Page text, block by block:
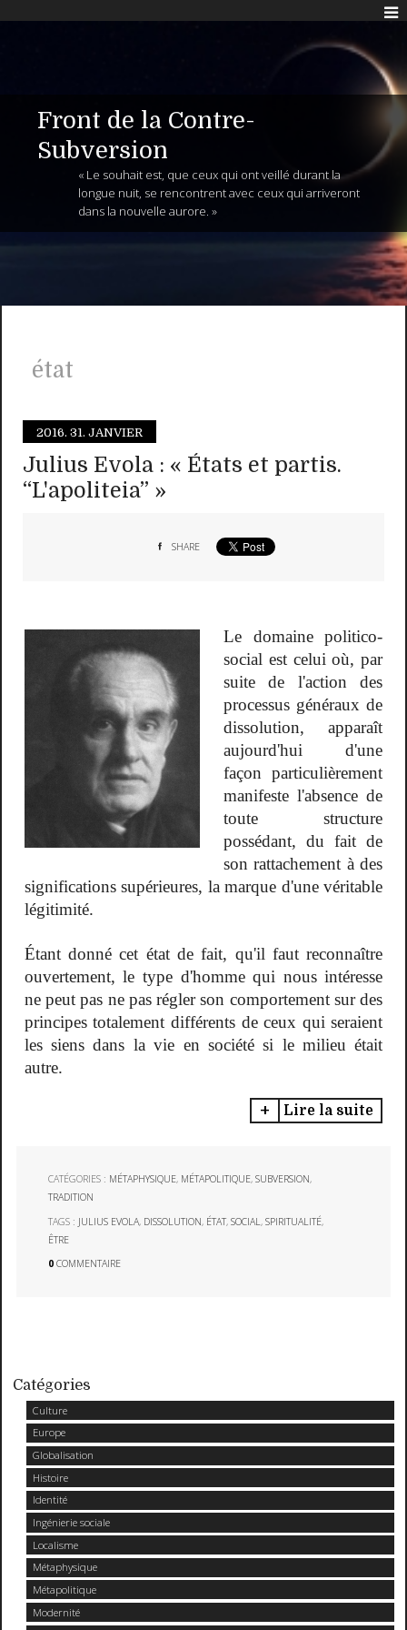
Front de la Contre-
Subversion
« Le souhait est, que ceux qui ont veillé durant la
longue nuit, se rencontrent avec ceux qui arriveront
dans la nouvelle aurore. »
Catégories
Culture
Europe
Globalisation
Histoire
Identité
Ingénierie sociale
Localisme
Métaphysique
Métapolitique
Modernité
état
2016. 31. JANVIER
Julius Evola : « États et partis.
“L'apoliteia” »
SHARE
Le domaine politico-
social est celui où, par
suite de l'action des
processus généraux de
dissolution, apparaît
aujourd'hui d'une
façon particulièrement
manifeste l'absence de
toute structure
possédant, du fait de
son rattachement à des
significations supérieures, la marque d'une véritable
légitimité.
Étant donné cet état de fait, qu'il faut reconnaître
ouvertement, le type d'homme qui nous intéresse
ne peut pas ne pas régler son comportement sur des
principes totalement différents de ceux qui seraient
les siens dans la vie en société si le milieu était
autre.
Lire la suite
CATÉGORIES : MÉTAPHYSIQUE, MÉTAPOLITIQUE,SUBVERSION,
TRADITION
TAGS : JULIUS EVOLA, DISSOLUTION, ÉTAT,SOCIAL ,SPIRITUALITÉ,
ÊTRE
0 COMMENTAIRE